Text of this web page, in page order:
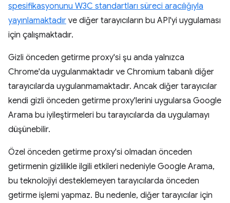
spesifikasyonunu W3C standartları süreci aracılığıyla
yayınlamaktadır ve diğer tarayıcıların bu API'yi uygulaması
için çalışmaktadır.
Gizli önceden getirme proxy'si şu anda yalnızca
Chrome'da uygulanmaktadır ve Chromium tabanlı diğer
tarayıcılarda uygulanmamaktadır. Ancak diğer tarayıcılar
kendi gizli önceden getirme proxy'lerini uygularsa Google
Arama bu iyileştirmeleri bu tarayıcılarda da uygulamayı
düşünebilir.
Özel önceden getirme proxy'si olmadan önceden
getirmenin gizlilikle ilgili etkileri nedeniyle Google Arama,
bu teknolojiyi desteklemeyen tarayıcılarda önceden
getirme işlemi yapmaz. Bu nedenle, diğer tarayıcılar için